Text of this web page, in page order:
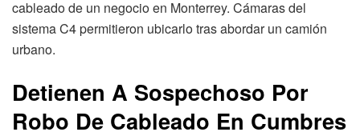
cableado de un negocio en Monterrey. Cámaras del
sistema C4 permitieron ubicarlo tras abordar un camión
urbano.
Detienen A Sospechoso Por
Robo De Cableado En Cumbres